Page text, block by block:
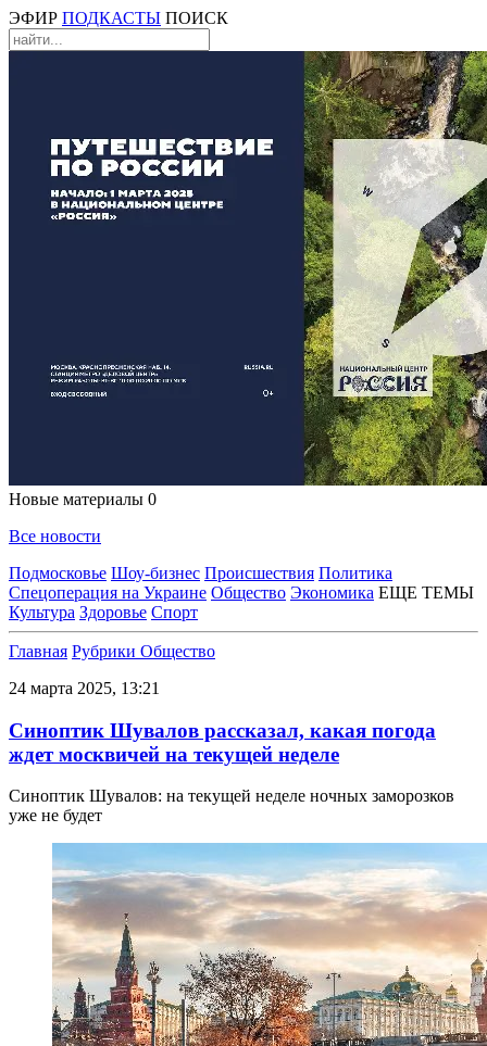
ЭФИР ПОДКАСТЫ ПОИСК
Новые материалы 0
Все новости
Подмосковье Шоу-бизнес Происшествия Политика
Спецоперация на Украине Общество Экономика ЕЩЕ ТЕМЫ
Культура Здоровье Спорт
Главная Рубрики Общество
24 марта 2025, 13:21
Синоптик Шувалов рассказал, какая погода
ждет москвичей на текущей неделе
Синоптик Шувалов: на текущей неделе ночных заморозков
уже не будет